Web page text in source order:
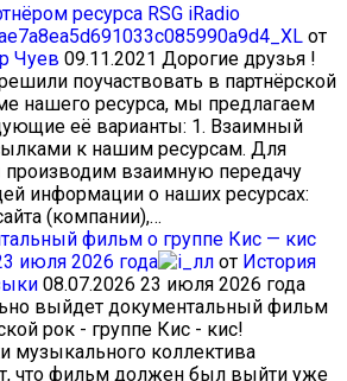
ресурса RSG iRadio
от
Чуев 09.11.2021 Дорогие друзья !
поучаствовать в партнёрской
нашего ресурса, мы предлагаем
её варианты: 1. Взаимный
к нашим ресурсам. Для
производим взаимную передачу
информации о наших ресурсах:
(компании),…
фильм о группе Кис — кис
июля 2026 года
от История
08.07.2026 23 июля 2026 года
выйдет документальный фильм
рок - группе Кис - кис!
музыкального коллектива
что фильм должен был выйти уже